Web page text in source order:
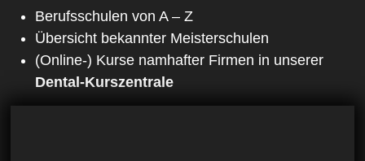
Berufsschulen von A – Z
Übersicht bekannter Meisterschulen
(Online-) Kurse namhafter Firmen in unserer
Dental-Kurszentrale